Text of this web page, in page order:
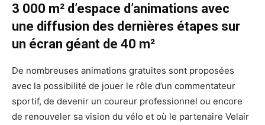
3 000 m² d’espace d’animations avec
une diffusion des dernières étapes sur
un écran géant de 40 m²
De nombreuses animations gratuites sont proposées
avec la possibilité de jouer le rôle d’un commentateur
sportif, de devenir un coureur professionnel ou encore
de renouveler sa vision du vélo et où le partenaire Velair